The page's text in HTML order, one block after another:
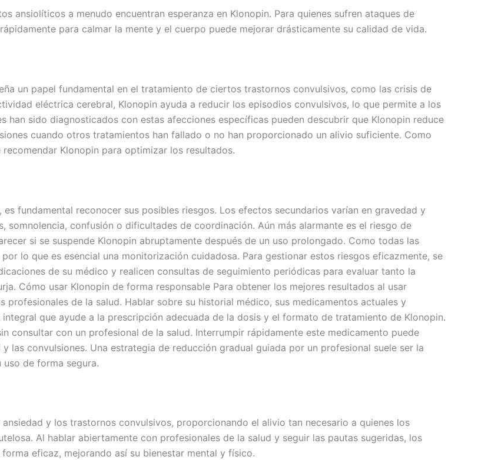
ansiolíticos a menudo encuentran esperanza en Klonopin. Para quienes sufren ataques de
para calmar la mente y el cuerpo puede mejorar drásticamente su calidad de vida.
un papel fundamental en el tratamiento de ciertos trastornos convulsivos, como las crisis de
eléctrica cerebral, Klonopin ayuda a reducir los episodios convulsivos, lo que permite a los
han sido diagnosticados con estas afecciones específicas pueden descubrir que Klonopin reduce
cuando otros tratamientos han fallado o no han proporcionado un alivio suficiente. Como
Klonopin para optimizar los resultados.
fundamental reconocer sus posibles riesgos. Los efectos secundarios varían en gravedad y
somnolencia, confusión o dificultades de coordinación. Aún más alarmante es el riesgo de
si se suspende Klonopin abruptamente después de un uso prolongado. Como todas las
lo que es esencial una monitorización cuidadosa. Para gestionar estos riesgos eficazmente, se
de su médico y realicen consultas de seguimiento periódicas para evaluar tanto la
Cómo usar Klonopin de forma responsable Para obtener los mejores resultados al usar
de la salud. Hablar sobre su historial médico, sus medicamentos actuales y
que ayude a la prescripción adecuada de la dosis y el formato de tratamiento de Klonopin.
consultar con un profesional de la salud. Interrumpir rápidamente este medicamento puede
las convulsiones. Una estrategia de reducción gradual guiada por un profesional suele ser la
de forma segura.
y los trastornos convulsivos, proporcionando el alivio tan necesario a quienes los
Al hablar abiertamente con profesionales de la salud y seguir las pautas sugeridas, los
eficaz, mejorando así su bienestar mental y físico.